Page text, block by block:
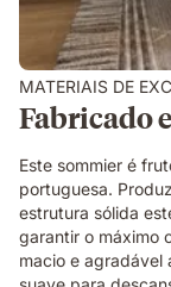
MATERIAIS DE
Fabricado
Este sommier é
portuguesa.
estrutura sólida
garantir o máximo
macio e agradável